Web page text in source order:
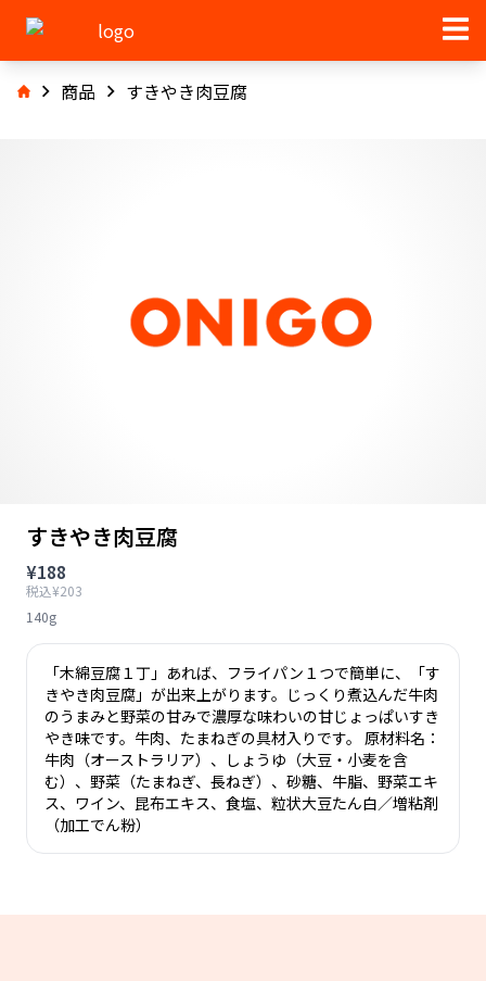
商品 すきやき肉豆腐
すきやき肉豆腐
¥188
税込¥203
140g
「木綿豆腐１丁」あれば、フライパン１つで簡単に、「す
きやき肉豆腐」が出来上がります。じっくり煮込んだ牛肉
のうまみと野菜の甘みで濃厚な味わいの甘じょっぱいすき
やき味です。牛肉、たまねぎの具材入りです。 原材料名：
牛肉（オーストラリア）、しょうゆ（大豆・小麦を含
む）、野菜（たまねぎ、長ねぎ）、砂糖、牛脂、野菜エキ
ス、ワイン、昆布エキス、食塩、粒状大豆たん白／増粘剤
（加工でん粉）